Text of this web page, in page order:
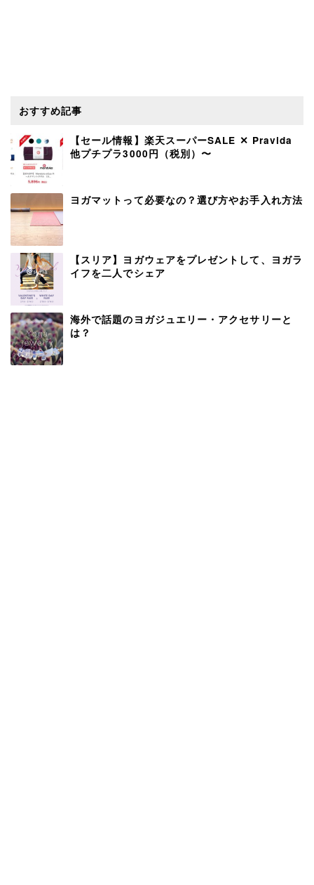
おすすめ記事
【セール情報】楽天スーパーSALE ✕ Pravida
他プチプラ3000円（税別）〜
ヨガマットって必要なの？選び方やお手入れ方法
【スリア】ヨガウェアをプレゼントして、ヨガラ
イフを二人でシェア
海外で話題のヨガジュエリー・アクセサリーと
は？